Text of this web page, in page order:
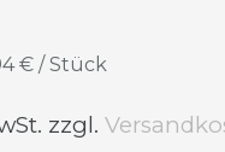
€ / Stück
zzgl.